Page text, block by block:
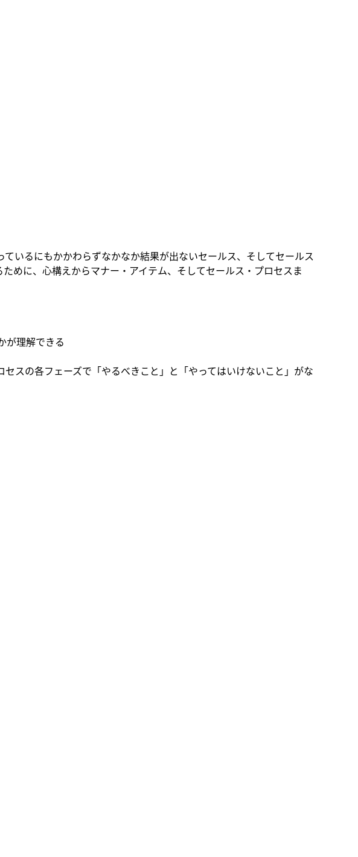
いるにもかかわらずなかなか結果が出ないセールス、そしてセールス
めに、心構えからマナー・アイテム、そしてセールス・プロセスま
が理解できる
スの各フェーズで「やるべきこと」と「やってはいけないこと」がな